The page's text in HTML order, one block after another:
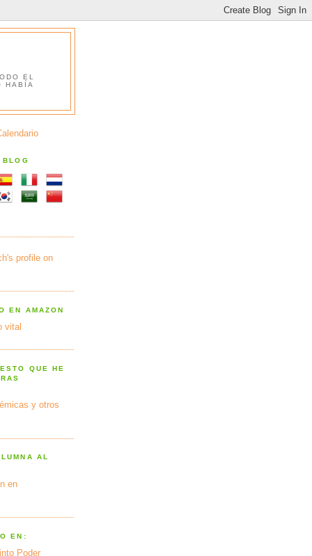
EL
HABÍA
BLOG
EN AMAZON
vital
QUE HE
y otros
AL
en
EN:
Poder